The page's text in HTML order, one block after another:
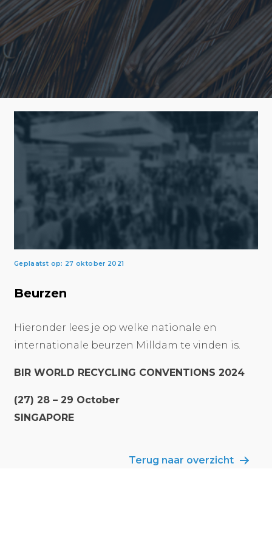
Geplaatst op: 27 oktober 2021
Beurzen
Hieronder lees je op welke nationale en
internationale beurzen Milldam te vinden is.
BIR WORLD RECYCLING CONVENTIONS 2024
(27) 28 – 29 October
SINGAPORE
Terug naar overzicht